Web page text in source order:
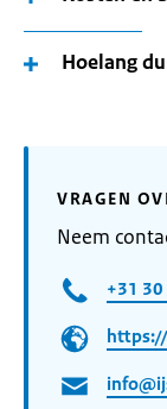
Hoelang
VRAGEN
Neem
+31